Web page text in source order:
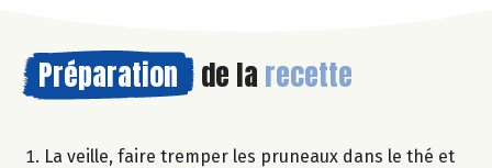
Préparation de la recette
La veille, faire tremper les pruneaux dans le thé et